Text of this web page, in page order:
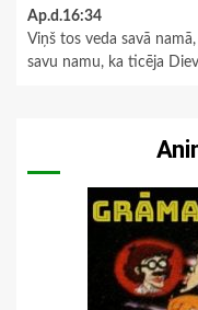
Ap.d.16:34
Viņš tos veda savā
savu namu, ka ticēja